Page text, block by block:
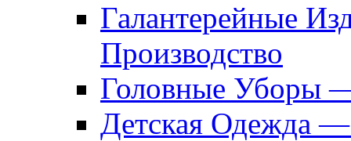
Галантерейные
Производство
Головные Уборы
Детская Одежда